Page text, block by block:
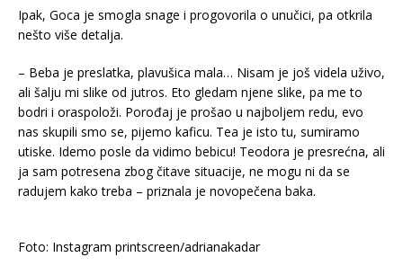
Ipak, Goca je smogla snage i progovorila o unučici, pa otkrila
nešto više detalja.
– Beba je preslatka, plavušica mala… Nisam je još videla uživo,
ali šalju mi slike od jutros. Eto gledam njene slike, pa me to
bodri i oraspoloži. Porođaj je prošao u najboljem redu, evo
nas skupili smo se, pijemo kaficu. Tea je isto tu, sumiramo
utiske. Idemo posle da vidimo bebicu! Teodora je presrećna, ali
ja sam potresena zbog čitave situacije, ne mogu ni da se
radujem kako treba – priznala je novopečena baka.
Foto: Instagram printscreen/adrianakadar